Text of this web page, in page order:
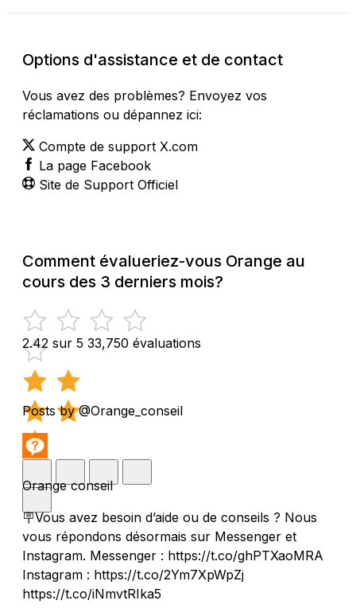
Options d'assistance et de contact
Vous avez des problèmes? Envoyez vos
réclamations ou dépannez ici:
Compte de support X.com
La page Facebook
Site de Support Officiel
Comment évalueriez-vous Orange au
cours des 3 derniers mois?
2.42 sur 5 33,750 évaluations
Posts by @Orange_conseil
Orange conseil
🪧Vous avez besoin d’aide ou de conseils ? Nous
vous répondons désormais sur Messenger et
Instagram. Messenger : https://t.co/ghPTXaoMRA
Instagram : https://t.co/2Ym7XpWpZj
https://t.co/iNmvtRIka5